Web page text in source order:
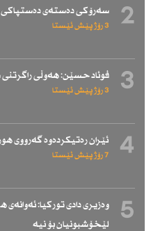
2 سەرۆكی دەستەی دەستپاكی
3 رۆژ پێش ئێستا
3 فوئاد حسێن: هەوڵی
3 رۆژ پێش ئێستا
4 ئێران رەتیكردەوە گەرووی
7 رۆژ پێش ئێستا
5
وەزیری دادی توركیا:
لێخۆشبونیان بۆ نیە